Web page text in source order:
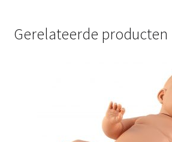
Gerelateerde producten